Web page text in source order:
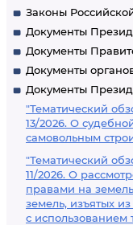
Законы
Документы
Документы
Документы
Документы
"Тематический
13/2026. О
самовольным
"Тематический
11/2026. О
правами на
земель, изъятых
с использованием